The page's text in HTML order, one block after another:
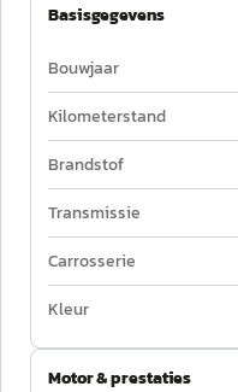
Basisgegevens
Bouwjaar
Kilometerstand
Brandstof
Transmissie
Carrosserie
Kleur
Motor & prestaties